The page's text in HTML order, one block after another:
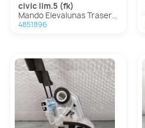
civic lim.5 (fk)
Mando Elevalunas Trasero Derecho Para Honda Civic Lim.5
4851896